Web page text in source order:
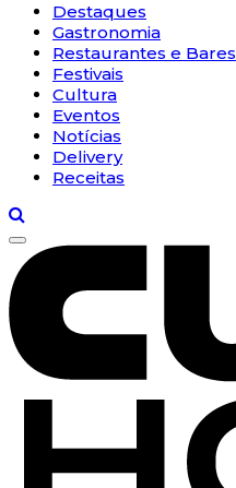
Destaques
Gastronomia
Restaurantes e Bares
Festivais
Cultura
Eventos
Notícias
Delivery
Receitas